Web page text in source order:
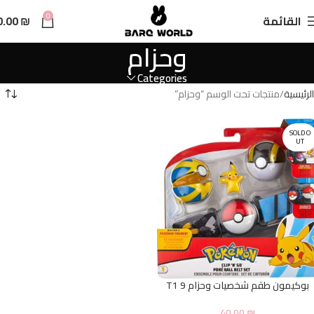
القائمة 0
₪
وحزام
Categories
الرئيسية منتجات تحت الوسم “وحزام”
SOLD O
UT
بوكيمون طقم شخصيات وحزام T1 9